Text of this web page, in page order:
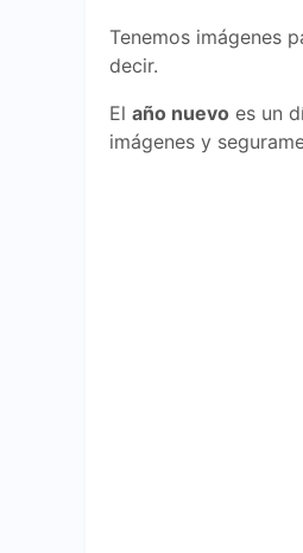
Tenemos imágenes
decir.
El año nuevo es un
imágenes y